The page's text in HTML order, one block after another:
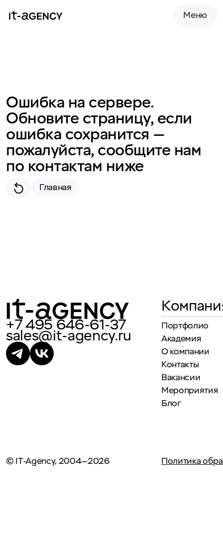
Меню
Ошибка на сервере.
Обновите страницу, если
ошибка сохранится —
пожалуйста, сообщите нам
по контактам ниже
Главная
+7 495 646-61-37
sales@it-agency.ru
Портфолио
Академия
О компании
Контакты
Вакансии
Мероприятия
Блог
© IT-Agency, 2004—2026 Политика